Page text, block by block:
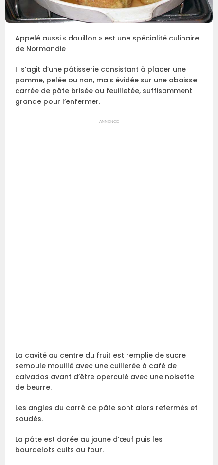
Appelé aussi « douillon » est une spécialité culinaire
de Normandie
Il s’agit d’une pâtisserie consistant à placer une
pomme, pelée ou non, mais évidée sur une abaisse
carrée de pâte brisée ou feuilletée, suffisamment
grande pour l’enfermer.
ANNONCE
La cavité au centre du fruit est remplie de sucre
semoule mouillé avec une cuillerée à café de
calvados avant d’être operculé avec une noisette
de beurre.
Les angles du carré de pâte sont alors refermés et
soudés.
La pâte est dorée au jaune d’œuf puis les
bourdelots cuits au four.